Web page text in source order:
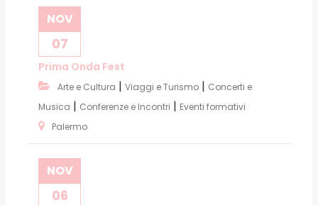
NOV
07
Prima Onda Fest
Arte e Cultura | Viaggi e Turismo | Concerti e
Musica | Conferenze e Incontri | Eventi formativi
Palermo
NOV
06